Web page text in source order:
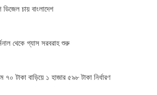
চায় বাংলাদেশ
থেকে গ্যাস সরবরাহ শুরু
টাকা বাড়িয়ে ১ হাজার ৫৯৮ টাকা নির্ধারণ